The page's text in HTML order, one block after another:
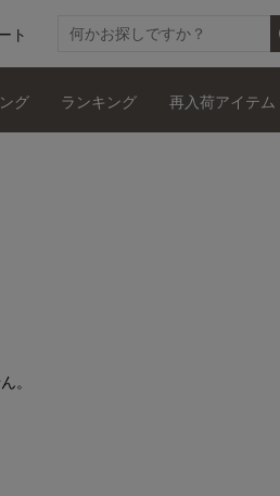
ト
グ ランキング 再入荷アイテム
。